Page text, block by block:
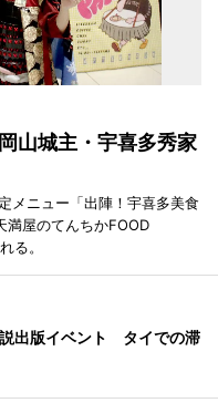
山城主・宇喜多秀家
メニュー「出陣！宇喜多美食
満屋のてんちかFOOD
る。
出版イベント タイでの滞